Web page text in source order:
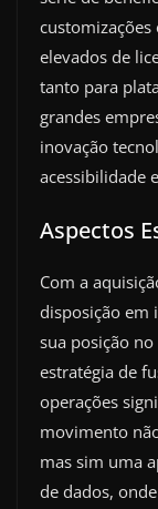
elevados de
tanto para
grandes
inovação
acessibilidade
Aspectos
Com a
disposição em
sua posição
estratégia de
operações
movimento
mas sim uma
de dados,